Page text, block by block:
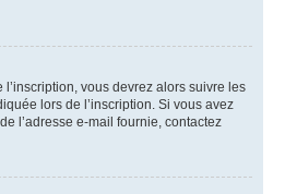
vous devrez alors suivre les
lors de l’inscription. Si vous avez
l’adresse e-mail fournie, contactez